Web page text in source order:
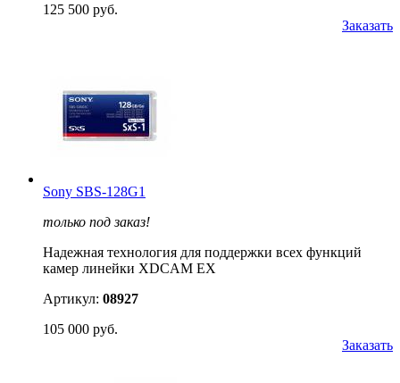
125 500 руб.
Заказать
Sony SBS-128G1
только под заказ!
Надежная технология для поддержки всех функций
камер линейки XDCAM EX
Артикул: 08927
105 000 руб.
Заказать